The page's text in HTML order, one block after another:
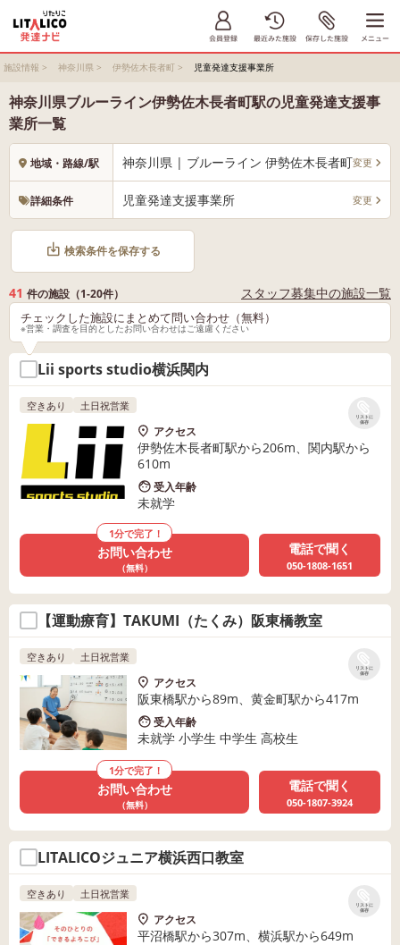
施設情報 > 神奈川県 > 伊勢佐木長者町 > 児童発達支援事業所
神奈川県ブルーライン伊勢佐木長者町駅の児童発達支援事
業所一覧
地域・路線/駅 神奈川県 | ブルーライン 伊勢佐木長者町変更
詳細条件 児童発達支援事業所 変更
検索条件を保存する
41 件の施設（1-20件） スタッフ募集中の施設一覧
チェックした施設にまとめて問い合わせ（無料）
※営業・調査を目的としたお問い合わせはご遠慮ください
Lii sports studio横浜関内
リストに
保存
空きあり 土日祝営業
アクセス
伊勢佐木長者町駅から206m、関内駅から
610m
受入年齢
未就学
1分で完了！
お問い合わせ
（無料）
電話で聞く
050-1808-1651
【運動療育】TAKUMI（たくみ）阪東橋教室
リストに
保存
空きあり 土日祝営業
アクセス
阪東橋駅から89m、黄金町駅から417m
受入年齢
未就学 小学生 中学生 高校生
1分で完了！
お問い合わせ
（無料）
電話で聞く
050-1807-3924
LITALICOジュニア横浜西口教室
リストに
保存
空きあり 土日祝営業
アクセス
平沼橋駅から307m、横浜駅から649m